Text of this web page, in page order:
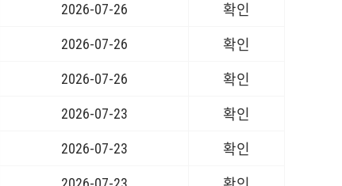
2026-07-26 확인
2026-07-26 확인
2026-07-26 확인
2026-07-23 확인
2026-07-23 확인